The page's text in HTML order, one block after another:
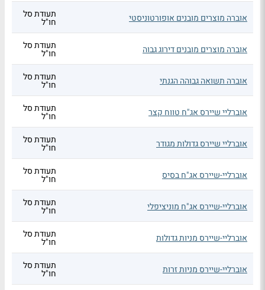
אוברה מוצרים מובנים אופורטוניסטי תעודת סל
חו"ל
אוברה מוצרים מובנים דירוג גבוה תעודת סל
חו"ל
אוברה תשואה גבוהה הגנתי תעודת סל
חו"ל
אוברליי שיירס אג"ח טווח קצר תעודת סל
חו"ל
אוברליי שיירס גדולות מגודר תעודת סל
חו"ל
אוברליי-שיירס אג"ח בסיס תעודת סל
חו"ל
אוברליי-שיירס אג"ח מוניציפלי תעודת סל
חו"ל
אוברליי-שיירס מניות גדולות תעודת סל
חו"ל
אוברליי-שיירס מניות זרות תעודת סל
חו"ל